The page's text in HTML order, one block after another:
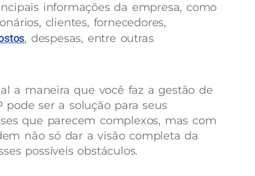
informações da empresa, como
clientes, fornecedores,
, despesas, entre outras
a maneira que você faz a gestão de
pode ser a solução para seus
que parecem complexos, mas com
não só dar a visão completa da
possíveis obstáculos.